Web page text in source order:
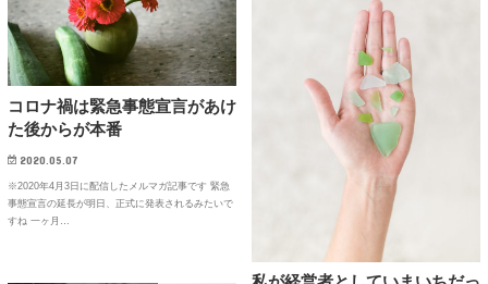
コロナ禍は緊急事態宣言があけ
た後からが本番
2020.05.07
※2020年4月3日に配信したメルマガ記事です 緊急
事態宣言の延長が明日、正式に発表されるみたいで
すね 一ヶ月…